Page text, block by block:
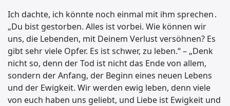
Ich dachte, ich könnte noch einmal mit ihm sprechen․
„Du bist gestorben. Alles ist vorbei. Wie können wir
uns, die Lebenden, mit Deinem Verlust versöhnen? Es
gibt sehr viele Opfer. Es ist schwer, zu leben.“ – „Denk
nicht so, denn der Tod ist nicht das Ende von allem,
sondern der Anfang, der Beginn eines neuen Lebens
und der Ewigkeit. Wir werden ewig leben, denn viele
von euch haben uns geliebt, und Liebe ist Ewigkeit und